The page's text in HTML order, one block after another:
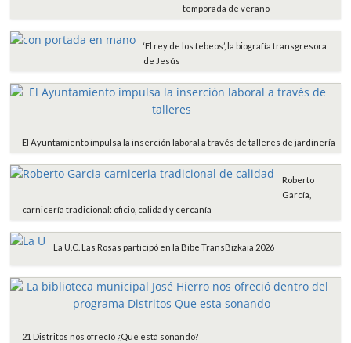
temporada de verano
‘El rey de los tebeos’, la biografía transgresora
de Jesús
El Ayuntamiento impulsa la inserción laboral a través de talleres de jardinería
Roberto
García,
carnicería tradicional: oficio, calidad y cercanía
La U.C. Las Rosas participó en la Bibe TransBizkaia 2026
21 Distritos nos ofrecIó ¿Qué está sonando?